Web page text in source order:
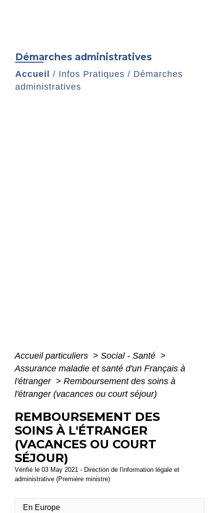
Démarches administratives
Accueil / Infos Pratiques / Démarches
administratives
Accueil particuliers > Social - Santé >
Assurance maladie et santé d'un Français à
l'étranger > Remboursement des soins à
l'étranger (vacances ou court séjour)
REMBOURSEMENT DES
SOINS À L'ÉTRANGER
(VACANCES OU COURT
SÉJOUR)
Vérifié le 03 May 2021 - Direction de l'information légale et
administrative (Première ministre)
En Europe